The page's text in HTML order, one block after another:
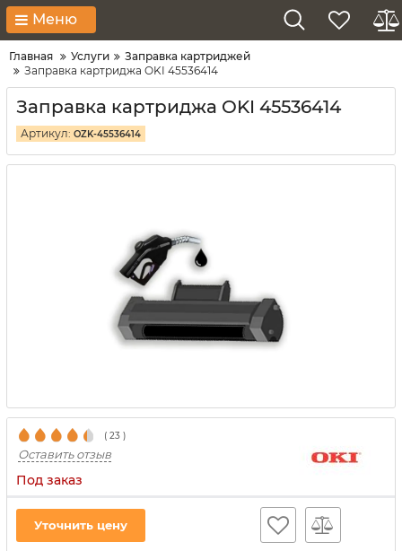
Меню
Главная Услуги
Заправка картриджей
Заправка картриджа OKI 45536414
Заправка картриджа OKI 45536414
Артикул: OZK-45536414
( 23 )
Оставить отзыв
Под заказ
Уточнить цену